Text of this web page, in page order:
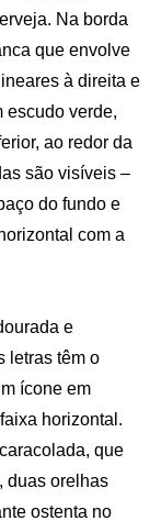
Na borda
que envolve
à direita e
escudo verde,
ao redor da
são visíveis –
do fundo e
com a
e
letras têm o
ícone em
horizontal.
que
duas orelhas
ostenta no